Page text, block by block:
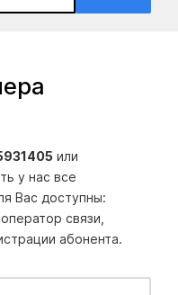
или
у нас все
Вас доступны:
связи,
абонента.